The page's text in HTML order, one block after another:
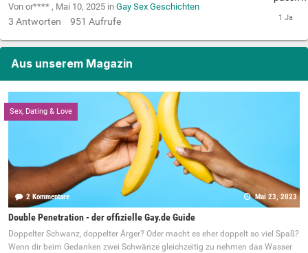
Von or**** , Mai 10, 2025 in Gay Sex Geschichten
3 Antworten 951 Aufrufe
Aus unserem Magazin
Sex, Dating & Love
2 Kommentare Mai 23, 2023
Double Penetration - der offizielle Gay.de Guide
Doppelter Schwanz, doppelter Ärger? Oder macht es eher doppelt so viel Spaß?
Wenn dir beim Gedanken zwei Schwänze gleichzeitig zu nehmen das Wasser